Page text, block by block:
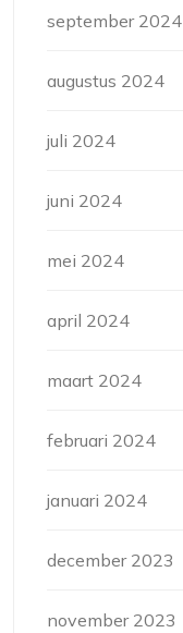
september 2024
augustus 2024
juli 2024
juni 2024
mei 2024
april 2024
maart 2024
februari 2024
januari 2024
december 2023
november 2023